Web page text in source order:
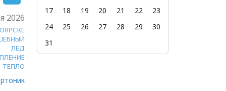
2026
ЛЕД
ТЕПЛО
17
18 19 20 21 22
23
24
25 26 27 28 29
30
31